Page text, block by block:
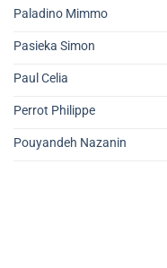
Paladino Mimmo
Pasieka Simon
Paul Celia
Perrot Philippe
Pouyandeh Nazanin